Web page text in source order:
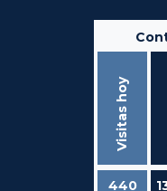
Visitas hoy
440